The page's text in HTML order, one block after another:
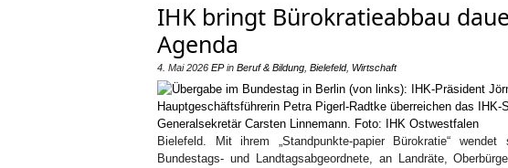
IHK bringt Bürokratieabbau
Agenda
4. Mai 2026 EPin Beruf & Bildung Bielefeld, Wirtschaft
Bielefeld. Mit ihrem „Standpunkte-papier Bürokratie“
Bundestags- und Landtagsabgeordnete, an Landräte,